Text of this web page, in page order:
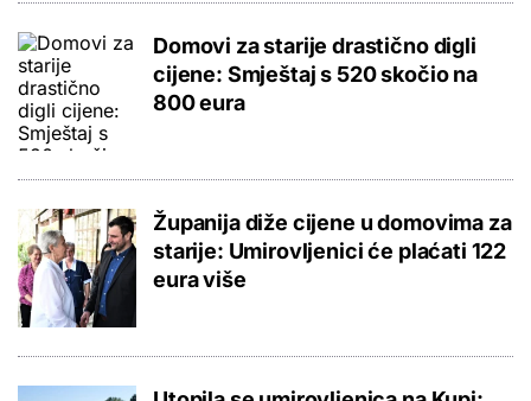
Domovi za starije drastično digli
cijene: Smještaj s 520 skočio na
800 eura
Županija diže cijene u domovima za
starije: Umirovljenici će plaćati 122
eura više